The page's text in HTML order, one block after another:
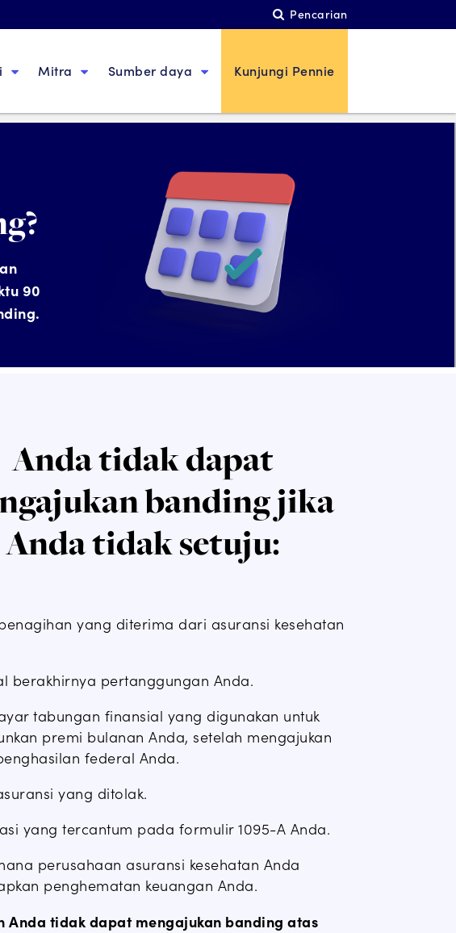
Pencarian
Mitra Sumber daya Kunjungi Pennie
Banding
Mengajukan Banding
Anda memiliki hak untuk mengajukan banding atas
keputusan akhir kelayakan pertanggungan asuransi
kesehatan dari Pennie.
90
Anda tidak dapat
banding jika
Anda tidak setuju:
yang diterima dari asuransi kesehatan
berakhirnya pertanggungan Anda.
tabungan finansial yang digunakan untuk
premi bulanan Anda, setelah mengajukan
federal Anda.
yang ditolak.
yang tercantum pada formulir 1095-A Anda.
perusahaan asuransi kesehatan Anda
penghematan keuangan Anda.
Anda tidak dapat mengajukan banding atas